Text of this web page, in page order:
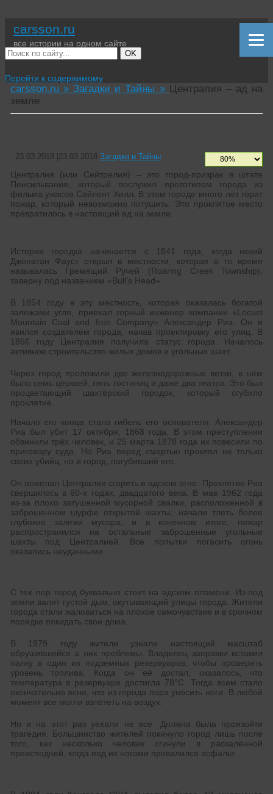
carsson.ru
все истории на одном сайте
OK
Перейти к содержимому
carsson.ru » Загадки и Тайны » Централия – ад на
земле
23.03.2018 |23.03.2018 Загадки и Тайны
Централия (или Сейтрелия) – это город-призрак в штате
Пенсильвания, который послужил прототипом города из
фильма ужасов Сайлент Хилл. В этом городе много лет горит
пожар, который невозможно потушить. Это проклятое место
превратилось в настоящий ад на земле.
История городка начинается с 1841 года, когда некий
Джонатан Фауст открыл в местности, которая в то время
называлась Гремящий Ручей (Roaring Creek Township),
таверну под названием «Bull’s Head».
В 1854 году в эту местность, которая оказалась богатой
залежами угля, приехал горный инженер компании «Locust
Mountain Coal and Iron Company» Александер Риа. Он и
явился создателем города, начав проектировку его улиц. В
1866 году Централия получила статус города. Началось
активное строительство жилых домов и угольных шахт.
Через город проложили две железнодорожные ветки, в нём
было семь церквей, пять гостиниц и даже два театра. Это был
процветающий шахтёрский городок, который сгубило
проклятие.
Начало его конца стала гибель его основателя. Александер
Риа был убит 17 октября, 1868 года. В этом преступлении
обвинили трёх человек, и 25 марта 1878 года их повесили по
приговору суда. Но Риа перед смертью проклял не только
своих убийц, но и город, погубивший его.
Он пожелал Централии сгореть в адском огне. Проклятие Риа
свершилось в 60-х годах, двадцатого века. В мае 1962 года
из-за плохо затушенной мусорной свалки, расположенной в
заброшенном шурфе открытой шахты, начали тлеть более
глубокие залежи мусора, и в конечном итоге, пожар
распространился на остальные заброшенные угольные
шахты под Централией. Все попытки погасить огонь
оказались неудачными.
С тех пор город буквально стоит на адском пламени. Из-под
земли валит густой дым, окутывающий улицы города. Жители
города стали жаловаться на плохое самочувствие и в срочном
порядке покидать свои дома.
В 1979 году жители узнали настоящий масштаб
обрушившейся а них проблемы. Владелец заправки вставил
палку в один из подземных резервуаров, чтобы проверить
уровень топлива. Когда он её достал, оказалось, что
температура в резервуаре достигла 78°C. Тогда всем стало
окончательно ясно, что из города пора уносить ноги. В любой
момент все могли взлететь на воздух.
Но и на этот раз уехали не все. Должна была произойти
трагедия. Большинство жителей покинуло город лишь после
того, как несколько человек сгинули в раскалённой
преисподней, когда под их ногами провалился асфальт.